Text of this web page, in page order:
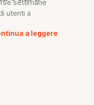
settimane
utenti a
a leggere